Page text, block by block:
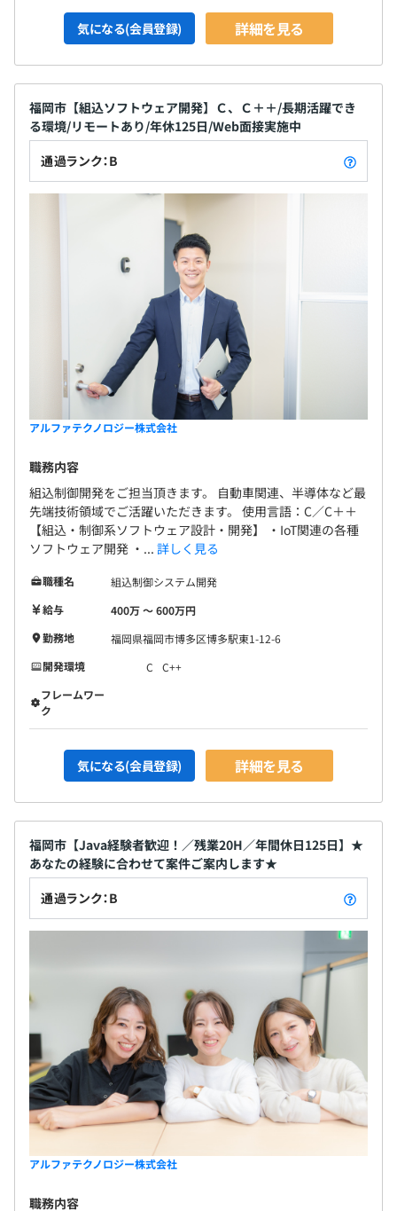
気になる(会員登録) 詳細を見る
福岡市【組込ソフトウェア開発】Ｃ、Ｃ＋＋/長期活躍でき
る環境/リモートあり/年休125日/Web面接実施中
通過ランク：B
アルファテクノロジー株式会社
職務内容
組込制御開発をご担当頂きます。 自動車関連、半導体など最
先端技術領域でご活躍いただきます。 使用言語：C／C＋＋
【組込・制御系ソフトウェア設計・開発】 ・IoT関連の各種
ソフトウェア開発 ・... 詳しく見る
職種名
組込制御システム開発
給与
400万 〜 600万円
勤務地
福岡県福岡市博多区博多駅東1-12-6
開発環境
C
C++
フレームワー
ク
気になる(会員登録) 詳細を見る
福岡市【Java経験者歓迎！／残業20H／年間休日125日】★
あなたの経験に合わせて案件ご案内します★
通過ランク：B
アルファテクノロジー株式会社
職務内容